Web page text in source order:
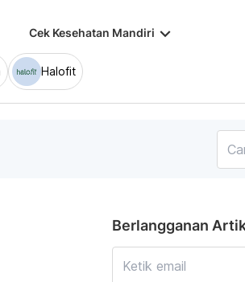
Cek Kesehatan Mandiri keyboard_arrow_down
Halofit
Berlangganan